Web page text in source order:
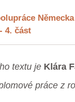
4. část
textu je Klára
práce z